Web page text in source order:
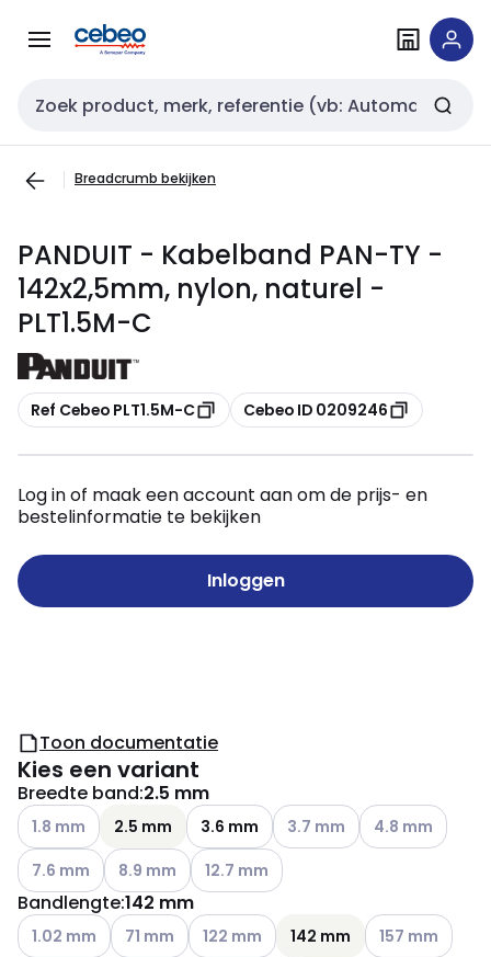
naar
naar
Zoekveld invoer
Breadcrumb bekijken
PANDUIT - Kabelband PAN-TY -
142x2,5mm, nylon, naturel -
PLT1.5M-C
Kopiëren
Ref Cebeo PLT1.5M-C Kopiëren
Cebeo ID 0209246
Log in of maak een account aan om de prijs- en
bestelinformatie te bekijken
Inloggen
Toon documentatie
Kies een variant
Breedte band:2.5 mm
Andere varianten (Huidige combinatie niet mogelijk)
1.8 mm 2.5 mm 3.6 mm Andere varianten (Huidige
3.7 mm Andere
4.8 mm
Andere varianten (Huidige combinatie niet mogelijk)
7.6 mm Andere varianten (Huidige combinatie niet
8.9 mm Andere varianten (Huidige combinatie
12.7 mm
Bandlengte:142 mm
Andere varianten (Huidige combinatie niet mogelijk)
1.02 mm Andere varianten (Huidige combinatie niet
71 mm Andere varianten (Huidige combinatie
122 mm 142 mm Andere
157 mm